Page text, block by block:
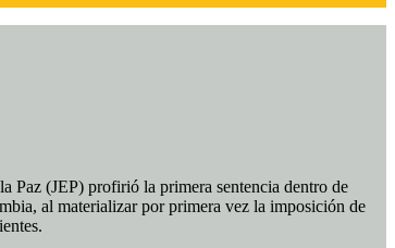
Paz (JEP) profirió la primera sentencia dentro de
al materializar por primera vez la imposición de